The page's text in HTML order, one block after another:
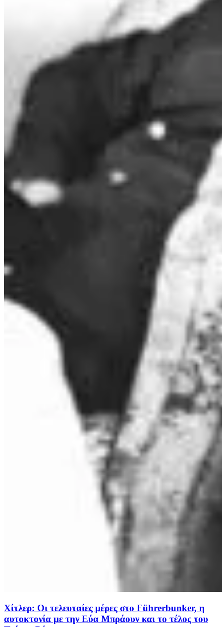
Χίτλερ: Οι τελευταίες μέρες στο Führerbunker, η
αυτοκτονία με την Εύα Μπράουν και το τέλος του